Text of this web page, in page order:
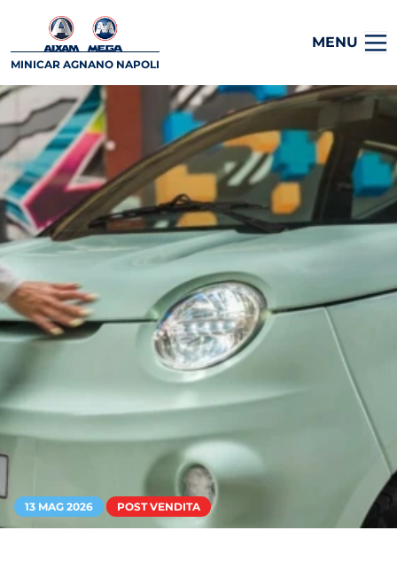
MINICAR AGNANO NAPOLI
MENU
13 MAG 2026 POST VENDITA